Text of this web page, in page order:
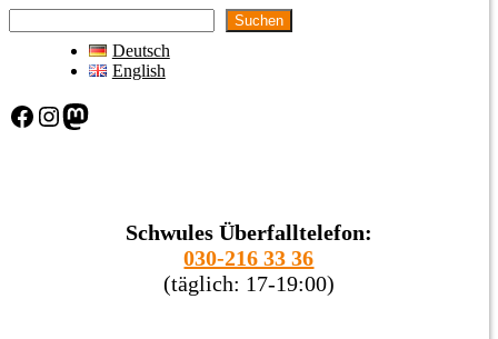
Suchen
Deutsch
English
Facebook Instagram Mastodon
Schwules Überfalltelefon:
030-216 33 36
(täglich: 17-19:00)